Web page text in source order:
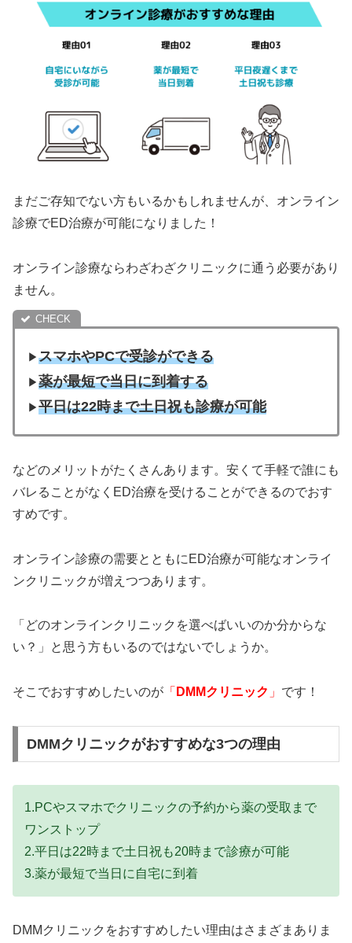
まだご存知でない方もいるかもしれませんが、オンライン
診療でED治療が可能になりました！
オンライン診療ならわざわざクリニックに通う必要があり
ません。
▶︎スマホやPCで受診ができる
▶︎薬が最短で当日に到着する
▶︎平日は22時まで土日祝も診療が可能
などのメリットがたくさんあります。安くて手軽で誰にも
バレることがなくED治療を受けることができるのでおす
すめです。
オンライン診療の需要とともにED治療が可能なオンライ
ンクリニックが増えつつあります。
「どのオンラインクリニックを選べばいいのか分からな
い？」と思う方もいるのではないでしょうか。
そこでおすすめしたいのが 「 DMMクリニック 」 です！
DMMクリニックがおすすめな3つの理由
1.PCやスマホでクリニックの予約から薬の受取まで
ワンストップ
2.平日は22時まで土日祝も20時まで診療が可能
3.薬が最短で当日に自宅に到着
DMMクリニックをおすすめしたい理由はさまざまありま